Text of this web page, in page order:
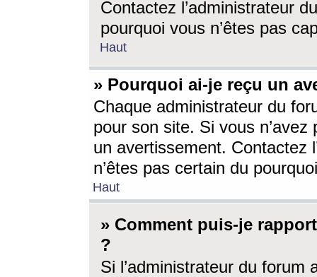
Contactez l’administrateur
pourquoi vous n’êtes pas
Haut
» Pourquoi ai-je reçu un
Chaque administrateur du
pour son site. Si vous
un avertissement. Contactez
n’êtes pas certain du
Haut
» Comment puis-je
?
Si l’administrateur du forum